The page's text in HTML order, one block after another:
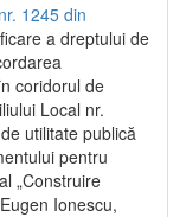
1245 din
a dreptului de
coridorul de
Local nr.
utilitate publică
pentru
„Construire
Ionescu,